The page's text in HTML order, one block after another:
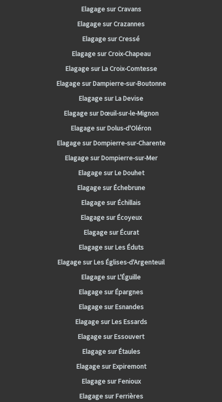
Elagage sur Cravans
Elagage sur Crazannes
Elagage sur Cressé
Elagage sur Croix-Chapeau
Elagage sur La Croix-Comtesse
Elagage sur Dampierre-sur-Boutonne
Elagage sur La Devise
Elagage sur Dœuil-sur-le-Mignon
Elagage sur Dolus-d'Oléron
Elagage sur Dompierre-sur-Charente
Elagage sur Dompierre-sur-Mer
Elagage sur Le Douhet
Elagage sur Échebrune
Elagage sur Échillais
Elagage sur Écoyeux
Elagage sur Écurat
Elagage sur Les Éduts
Elagage sur Les Églises-d'Argenteuil
Elagage sur L'Éguille
Elagage sur Épargnes
Elagage sur Esnandes
Elagage sur Les Essards
Elagage sur Essouvert
Elagage sur Étaules
Elagage sur Expiremont
Elagage sur Fenioux
Elagage sur Ferrières